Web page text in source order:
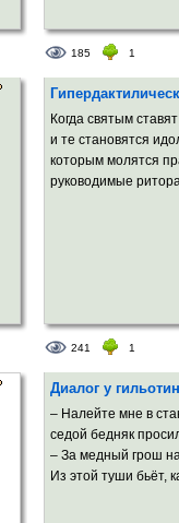
185 1
Когда святым
и те становятся
которым молятся
руководимые
241 1
Диалог у
– Налейте мне в
седой бедняк
– За медный грош
Из этой туши бьёт,